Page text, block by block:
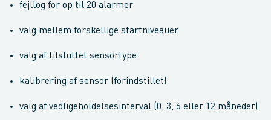
fejllog for op til 20 alarmer
valg mellem forskellige startniveauer
valg af tilsluttet sensortype
kalibrering af sensor (forindstillet)
valg af vedligeholdelsesinterval (0, 3, 6 eller 12 måneder).